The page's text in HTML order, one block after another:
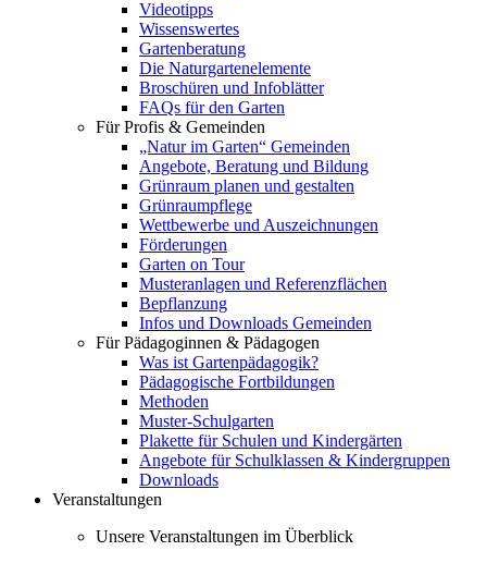
Videotipps
Wissenswertes
Gartenberatung
Die Naturgartenelemente
Broschüren und Infoblätter
FAQs für den Garten
Für Profis & Gemeinden
„Natur im Garten“ Gemeinden
Angebote, Beratung und Bildung
Grünraum planen und gestalten
Grünraumpflege
Wettbewerbe und Auszeichnungen
Förderungen
Garten on Tour
Musteranlagen und Referenzflächen
Bepflanzung
Infos und Downloads Gemeinden
Für Pädagoginnen & Pädagogen
Was ist Gartenpädagogik?
Pädagogische Fortbildungen
Methoden
Muster-Schulgarten
Plakette für Schulen und Kindergärten
Angebote für Schulklassen & Kindergruppen
Downloads
Veranstaltungen
Unsere Veranstaltungen im Überblick